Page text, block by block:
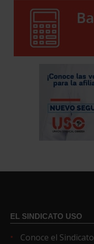
EL SINDICATO USO
Conoce el Sindicato